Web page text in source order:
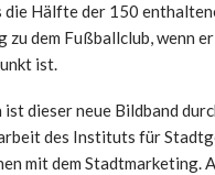
die Hälfte der 150
zu dem Fußballclub, wenn
ist.
ist dieser neue Bildband
des Instituts für
mit dem Stadtmarketing.